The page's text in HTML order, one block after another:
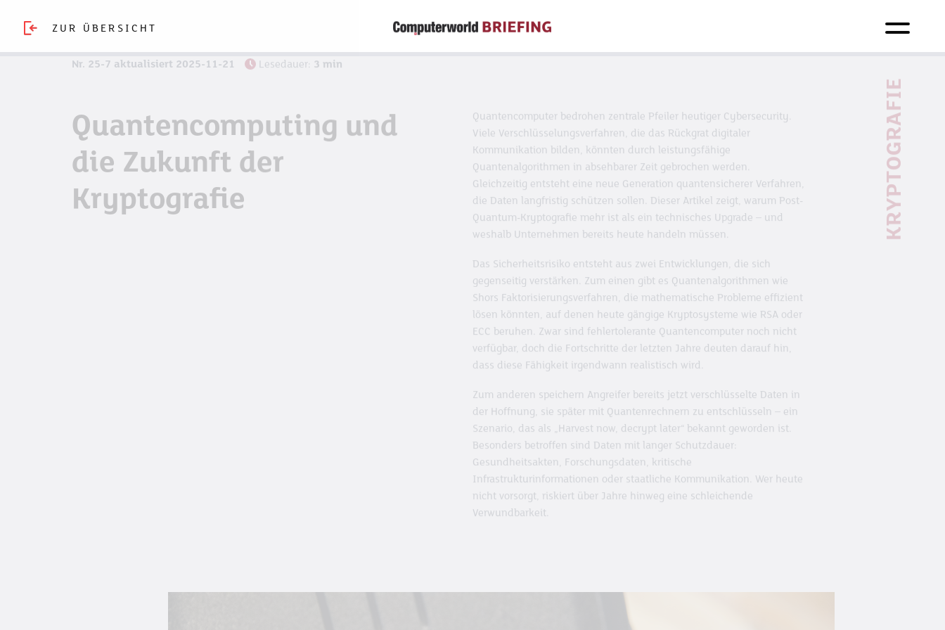
ZUR ÜBERSICHT
KRYPTOGRAFIE
Quantencomputing und
die Zukunft der
Kryptografie
Quantencomputer bedrohen zentrale Pfeiler heutiger Cybersecurity.
Viele Verschlüsselungsverfahren, die das Rückgrat digitaler
Kommunikation bilden, könnten durch leistungsfähige
Quantenalgorithmen in absehbarer Zeit gebrochen werden.
Gleichzeitig entsteht eine neue Generation quantensicherer Verfahren,
die Daten langfristig schützen sollen. Dieser Artikel zeigt, warum Post-
Quantum-Kryptografie mehr ist als ein technisches Upgrade – und
Das Sicherheitsrisiko entsteht aus zwei Entwicklungen, die sich
gegenseitig verstärken. Zum einen gibt es Quantenalgorithmen wie
Shors Faktorisierungsverfahren, die mathematische Probleme effizient
lösen könnten, auf denen heute gängige Kryptosysteme wie RSA oder
ECC beruhen. Zwar sind fehlertolerante Quantencomputer noch nicht
verfügbar, doch die Fortschritte der letzten Jahre deuten darauf hin,
Zum anderen speichern Angreifer bereits jetzt verschlüsselte Daten in
der Hoffnung, sie später mit Quantenrechnern zu entschlüsseln – ein
Szenario, das als „Harvest now, decrypt later“ bekannt geworden ist.
Besonders betroffen sind Daten mit langer Schutzdauer:
Gesundheitsakten, Forschungsdaten, kritische
Infrastrukturinformationen oder staatliche Kommunikation. Wer heute
nicht vorsorgt, riskiert über Jahre hinweg eine schleichende